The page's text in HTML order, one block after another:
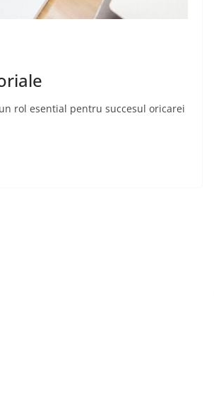
rol esential pentru succesul oricarei